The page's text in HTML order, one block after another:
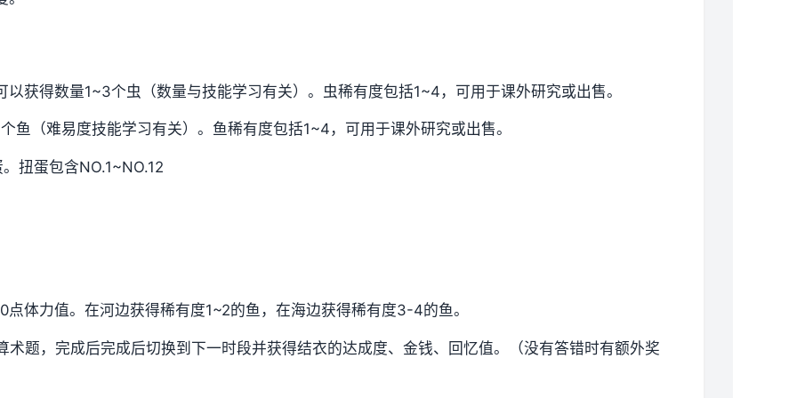
获得数量1~3个虫（数量与技能学习有关）。虫稀有度包括1~4，可用于课外研究或出售。
鱼（难易度技能学习有关）。鱼稀有度包括1~4，可用于课外研究或出售。
扭蛋包含NO.1~NO.12
点体力值。在河边获得稀有度1~2的鱼，在海边获得稀有度3-4的鱼。
术题，完成后完成后切换到下一时段并获得结衣的达成度、金钱、回忆值。（没有答错时有额外奖